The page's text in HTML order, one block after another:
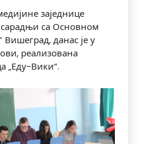
заједнице
сарадњи са Основном
данас је у
реализована
„Еду-Вики“.